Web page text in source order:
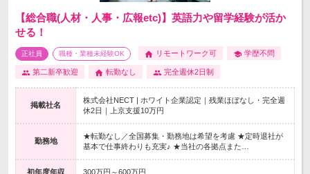
【総合職(人材・人事・広報etc)】英語力や留学経験が活か
せる！
正社員 職種・業種未経験OK リモートワーク可 学歴不問
第二新卒歓迎 転勤なし 完全週休2日制
掲載社名
株式会社NECT | ホワイト企業認定｜残業ほぼなし・完全週
休2日｜上京支援10万円
勤務地
★転勤なし／全国募集・勤務地は希望を考慮 ★定時退社が
基本で仕事終わりも充実♪ ★当社の各拠点また…
初年度年収 300万円～600万円